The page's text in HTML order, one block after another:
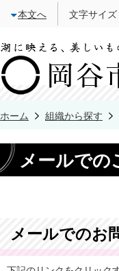
本文へ 文字サイズ
ホーム 組織から探す
メールでの
メールでのお